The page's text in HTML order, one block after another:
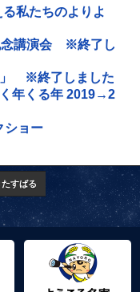
私たちのよりよ
念講演会 ※終了し
」 ※終了しました
年くる年 2019→2
ショー
すばる